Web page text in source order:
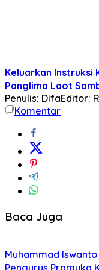
Keluarkan Instruksi
Panglima Laot
Penulis: DifaEditor:
Komentar
Baca Juga
Muhammad